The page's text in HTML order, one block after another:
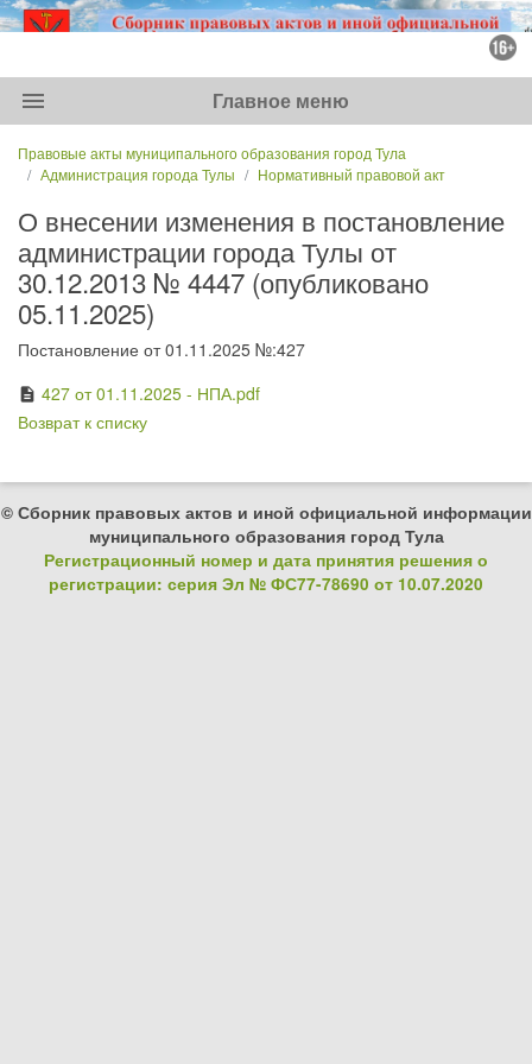
menu Главное меню
Правовые акты муниципального образования город Тула
Администрация города Тулы
Нормативный правовой акт
О внесении изменения в постановление
администрации города Тулы от
30.12.2013 № 4447 (опубликовано
05.11.2025)
Постановление от 01.11.2025 №:427
description 427 от 01.11.2025 - НПА.pdf
Возврат к списку
© Сборник правовых актов и иной официальной информации
муниципального образования город Тула
Регистрационный номер и дата принятия решения о
регистрации: серия Эл № ФС77-78690 от 10.07.2020